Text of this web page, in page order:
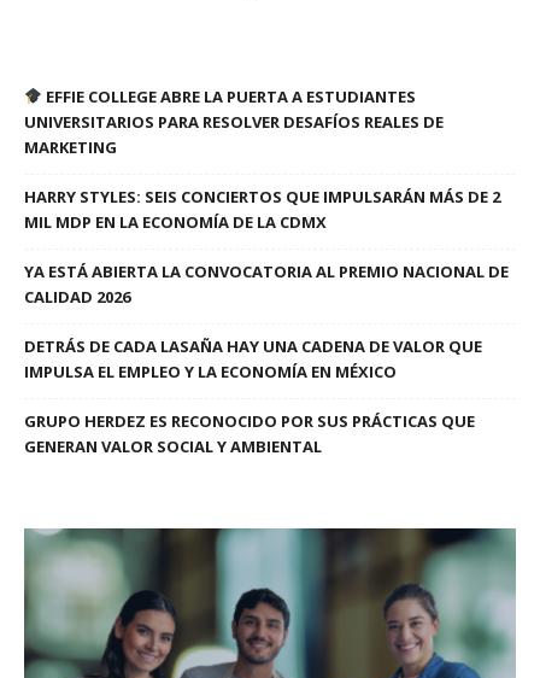
EFFIE COLLEGE ABRE LA PUERTA A ESTUDIANTES
UNIVERSITARIOS PARA RESOLVER DESAFÍOS REALES DE
MARKETING
HARRY STYLES: SEIS CONCIERTOS QUE IMPULSARÁN MÁS DE 2
MIL MDP EN LA ECONOMÍA DE LA CDMX
YA ESTÁ ABIERTA LA CONVOCATORIA AL PREMIO NACIONAL DE
CALIDAD 2026
DETRÁS DE CADA LASAÑA HAY UNA CADENA DE VALOR QUE
IMPULSA EL EMPLEO Y LA ECONOMÍA EN MÉXICO
GRUPO HERDEZ ES RECONOCIDO POR SUS PRÁCTICAS QUE
GENERAN VALOR SOCIAL Y AMBIENTAL